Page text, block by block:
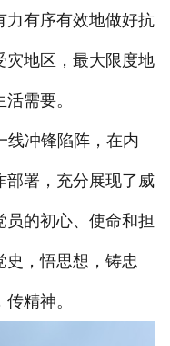
力有序有效地做好抗
灾地区，最大限度地
需要。
线冲锋陷阵，在内
部署，充分展现了威
的初心、使命和担
史，悟思想，铸忠
精神。